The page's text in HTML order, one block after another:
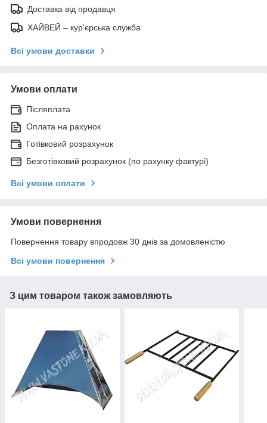
Доставка від продавця
ХАЙВЕЙ – кур'єрська служба
Всі умови доставки
Умови оплати
Післяплата
Оплата на рахунок
Готівковий розрахунок
Безготівковий розрахунок (по рахунку фактурі)
Всі умови оплати
Умови повернення
Повернення товару впродовж 30 днів за домовленістю
Всі умови повернення
З цим товаром також замовляють